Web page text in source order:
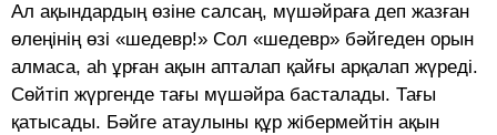
Ал ақындардың өзіне салсаң, мүшәйраға деп жазған
өлеңінің өзі «шедевр!» Сол «шедевр» бәйгеден орын
алмаса, аһ ұрған ақын апталап қайғы арқалап жүреді.
Сөйтіп жүргенде тағы мүшәйра басталады. Тағы
қатысады. Бәйге атаулыны құр жібермейтін ақын